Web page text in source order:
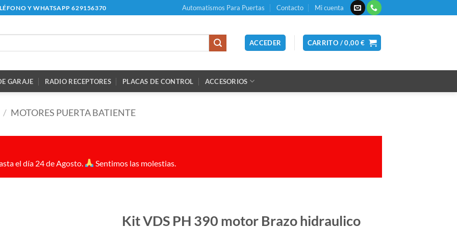
Y WHATSAPP 629156370 Automatismos Para Puertas Contacto Mi cuenta
ACCEDER CARRITO /0,00€
GARAJE RADIO RECEPTORES PLACAS DE CONTROL ACCESORIOS
/ MOTORES PUERTA BATIENTE
el día 24 de Agosto.
Sentimos las molestias.
Kit VDS PH 390 motor Brazo hidraulico